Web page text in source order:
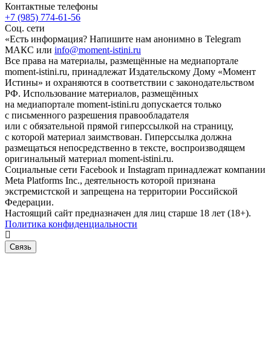
Контактные телефоны
+7 (985) 774-61-56
Соц. сети
«Есть информация? Напишите нам анонимно в Telegram
МАКС или info@moment-istini.ru
Все права на материалы, размещённые на медиапортале
moment-istini.ru, принадлежат Издательскому Дому «Момент
Истины» и охраняются в соответствии с законодательством
РФ. Использование материалов, размещённых
на медиапортале moment-istini.ru допускается только
с письменного разрешения правообладателя
или с обязательной прямой гиперссылкой на страницу,
с которой материал заимствован. Гиперссылка должна
размещаться непосредственно в тексте, воспроизводящем
оригинальный материал moment-istini.ru.
Социальные сети Facebook и Instagram принадлежат компании
Meta Platforms Inc., деятельность которой признана
экстремистской и запрещена на территории Российской
Федерации.
Настоящий сайт предназначен для лиц старше 18 лет (18+).
Политика конфиденциальности
Связь